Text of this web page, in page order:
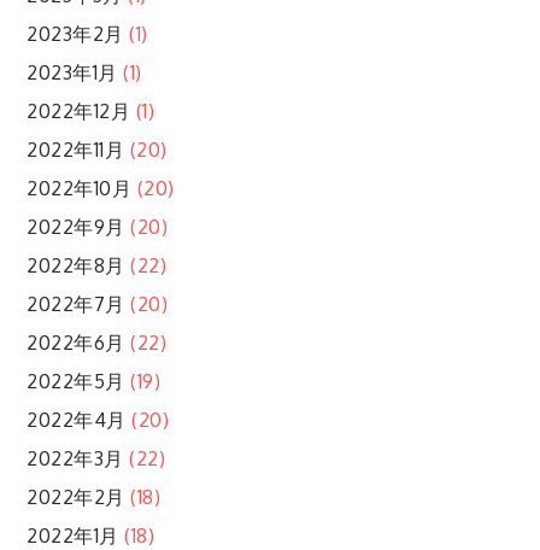
2023年2月 (1)
2023年1月 (1)
2022年12月 (1)
2022年11月 (20)
2022年10月 (20)
2022年9月 (20)
2022年8月 (22)
2022年7月 (20)
2022年6月 (22)
2022年5月 (19)
2022年4月 (20)
2022年3月 (22)
2022年2月 (18)
2022年1月 (18)